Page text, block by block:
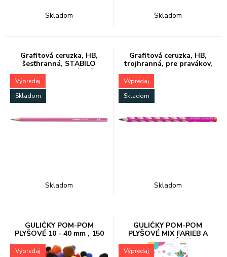
Skladom Skladom
Grafitová ceruzka, HB,
šesťhranná, STABILO
''Pencil 160'', ružová
Výpredaj
Skladom
Skladom
Grafitová ceruzka, HB,
trojhranná, pre pravákov,
STABILO, ''EASYgraph'',
Výpredaj
Skladom
Skladom
GULIČKY POM-POM
PLYŠOVÉ 10 - 40 mm , 150
ks FAR. M
Výpredaj
GULIČKY POM-POM
PLYŠOVÉ MIX FARIEB A
VEĽKOSTÍ 78/6
Výpredaj